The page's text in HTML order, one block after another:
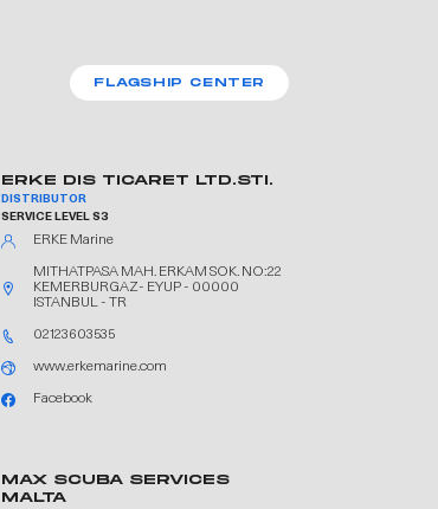
FLAGSHIP CENTER
ERKE DIS TICARET LTD.STI.
DISTRIBUTOR
SERVICE LEVEL S3
ERKE Marine
MITHATPASA MAH. ERKAM SOK. NO:22
KEMERBURGAZ- EYUP - 00000
ISTANBUL - TR
02123603535
www.erkemarine.com
Facebook
MAX SCUBA SERVICES
MALTA